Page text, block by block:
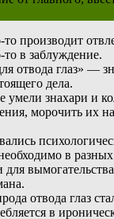
то производит
то в заблуждение.
отвода глаз» —
дела.
умели знахари и
морочить их
в
отвода глаз
в